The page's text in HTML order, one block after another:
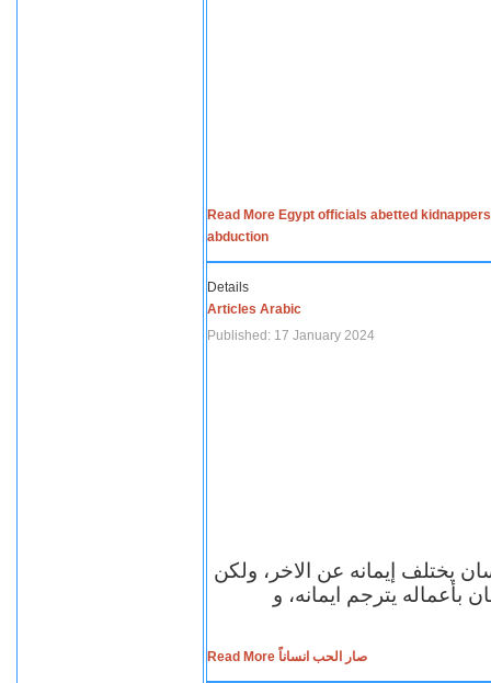
Read More Egypt officials abetted
abduction
Details
Articles Arabic
Published: 17 January 2024
يختلف إيمانه عن الاخر، ولكن
بأعماله يترجم ايمانه، و
Read More صار الحب انساناً